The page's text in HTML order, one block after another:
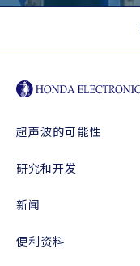
超声波的可能性
研究和开发
新闻
便利资料